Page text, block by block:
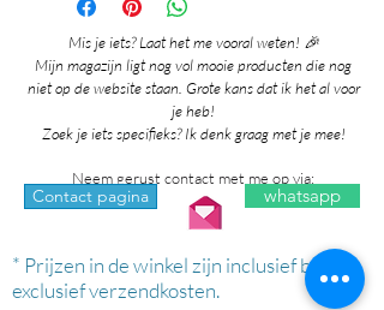
Mis je iets? Laat het me vooral weten! 🎉
Mijn magazijn ligt nog vol mooie producten die nog
niet op de website staan. Grote kans dat ik het al voor
je heb!
Zoek je iets specifieks? Ik denk graag met je mee!
Neem gerust contact met me op via:
Contact pagina whatsapp
* Prijzen in de winkel zijn inclusief btw en
exclusief verzendkosten.